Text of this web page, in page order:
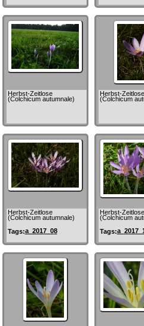
Herbst-Zeitlose
(Colchicum autumnale)
Herbst-Zeitlose
(Colchicum
Herbst-Zeitlose
(Colchicum autumnale)
Tags:a_2017_08
Herbst-Zeitlose
(Colchicum
Tags: